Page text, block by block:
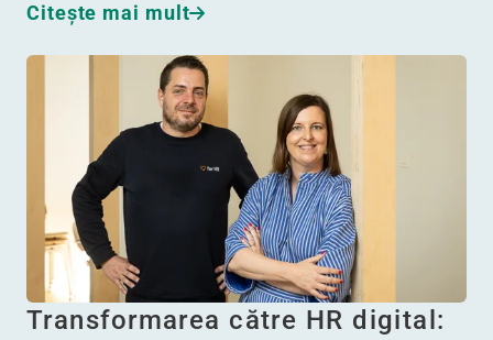
Citeşte mai mult
Transformarea către HR digital: